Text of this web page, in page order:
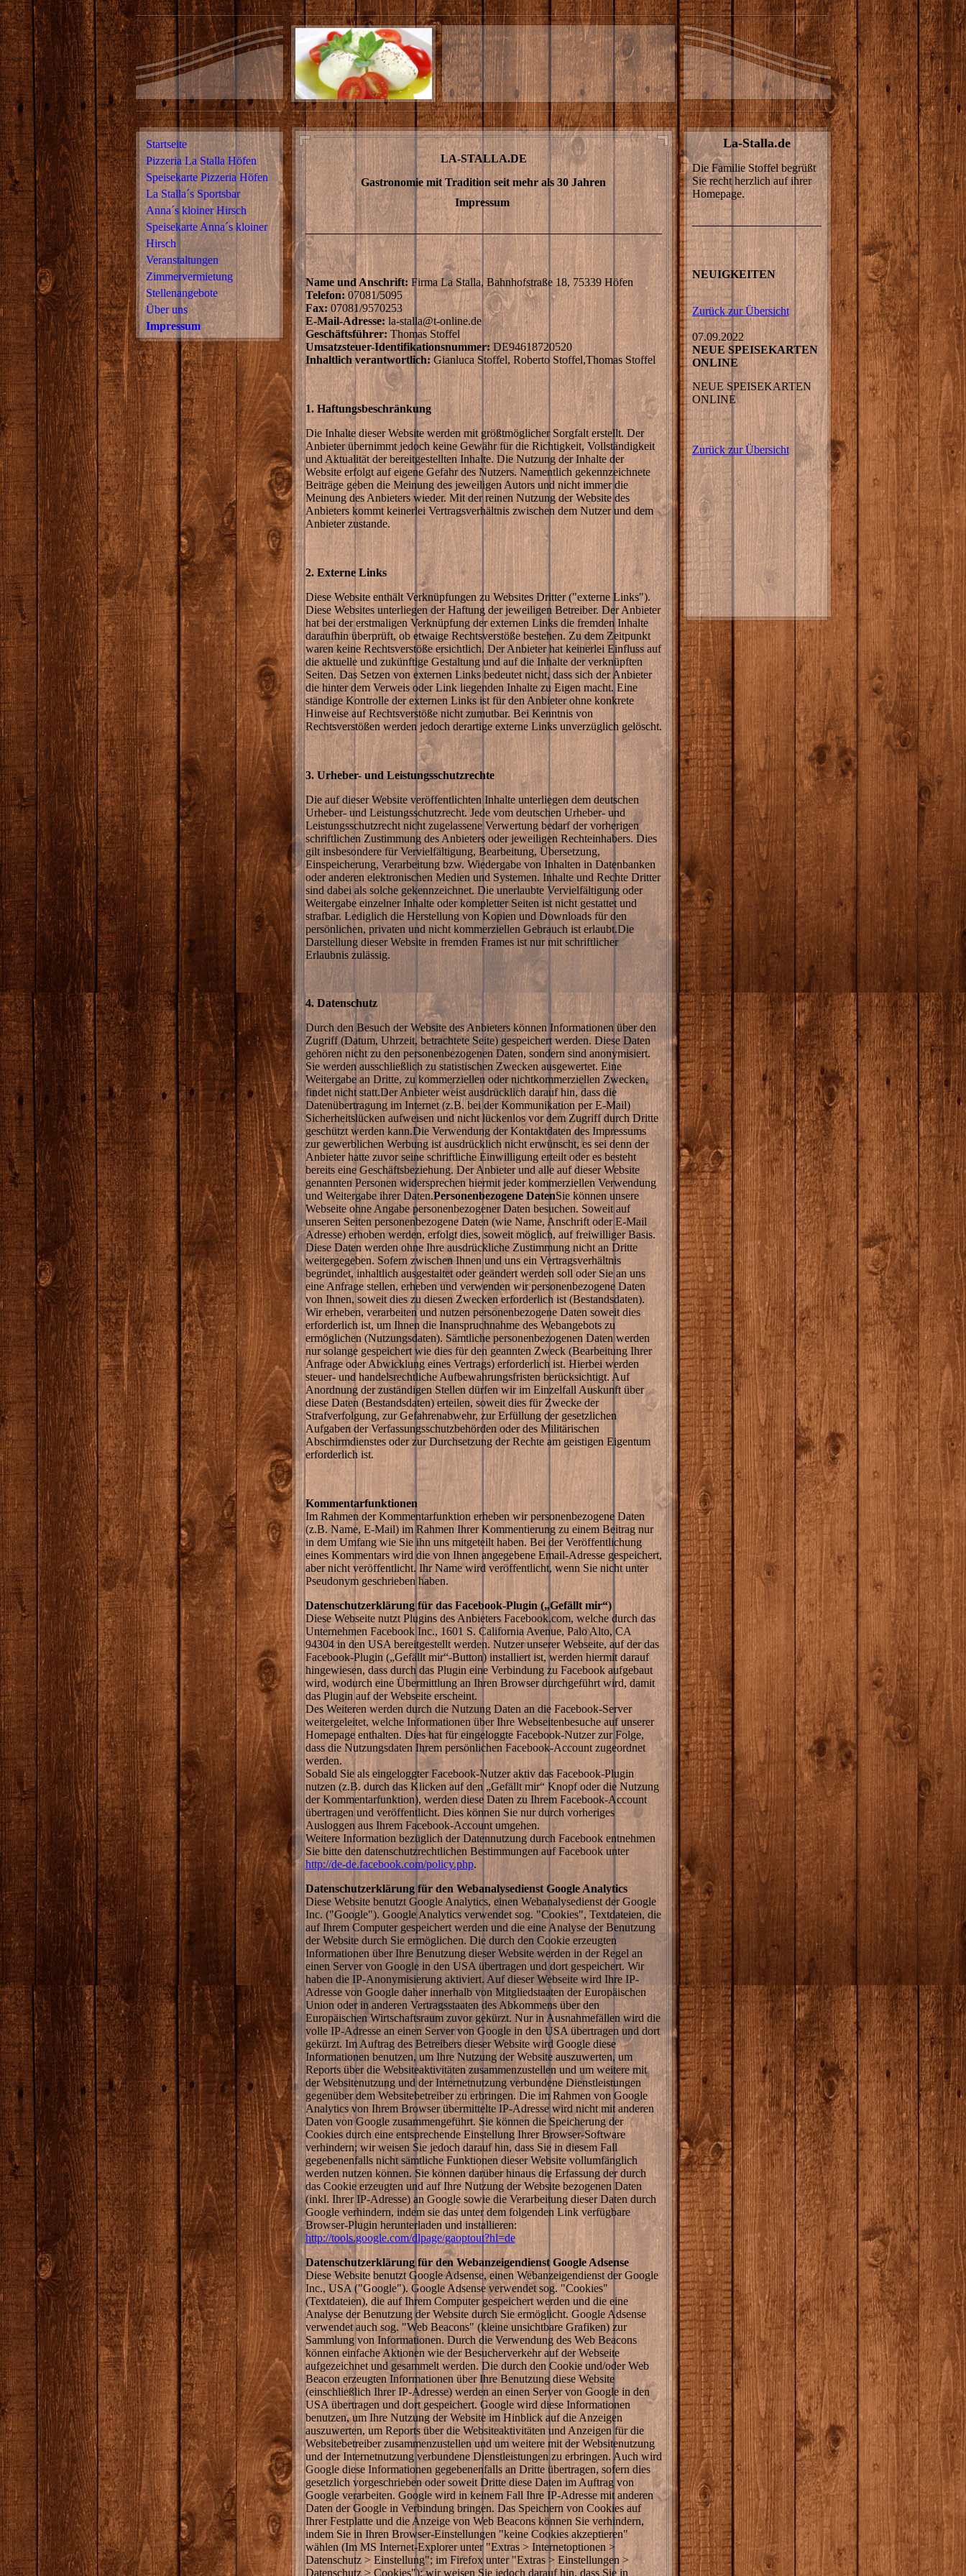
Startseite
Pizzeria La Stalla Höfen
Speisekarte Pizzeria Höfen
La Stalla´s Sportsbar
Anna´s kloiner Hirsch
Speisekarte Anna´s kloiner
Hirsch
Veranstaltungen
Zimmervermietung
Stellenangebote
Über uns
Impressum
LA-STALLA.DE
Gastronomie mit Tradition seit mehr als 30 Jahren
Impressum
Name und Anschrift: Firma La Stalla, Bahnhofstraße 18, 75339 Höfen
Telefon:07081/5095
Fax: 07081/9570253
E-Mail-Adresse: la-stalla@t-online.de
Geschäftsführer: Thomas Stoffel
Umsatzsteuer-Identifikationsnummer: DE94618720520
Inhaltlich verantwortlich: Gianluca Stoffel, Roberto Stoffel,Thomas Stoffel
1. Haftungsbeschränkung
Die Inhalte dieser Website werden mit größtmöglicher Sorgfalt erstellt. Der
Anbieter übernimmt jedoch keine Gewähr für die Richtigkeit, Vollständigkeit
und Aktualität der bereitgestellten Inhalte. Die Nutzung der Inhalte der
Website erfolgt auf eigene Gefahr des Nutzers. Namentlich gekennzeichnete
Beiträge geben die Meinung des jeweiligen Autors und nicht immer die
Meinung des Anbieters wieder. Mit der reinen Nutzung der Website des
Anbieters kommt keinerlei Vertragsverhältnis zwischen dem Nutzer und dem
Anbieter zustande.
2. Externe Links
Diese Website enthält Verknüpfungen zu Websites Dritter ("externe Links").
Diese Websites unterliegen der Haftung der jeweiligen Betreiber. Der Anbieter
hat bei der erstmaligen Verknüpfung der externen Links die fremden Inhalte
daraufhin überprüft, ob etwaige Rechtsverstöße bestehen. Zu dem Zeitpunkt
waren keine Rechtsverstöße ersichtlich. Der Anbieter hat keinerlei Einfluss auf
die aktuelle und zukünftige Gestaltung und auf die Inhalte der verknüpften
Seiten. Das Setzen von externen Links bedeutet nicht, dass sich der Anbieter
die hinter dem Verweis oder Link liegenden Inhalte zu Eigen macht. Eine
ständige Kontrolle der externen Links ist für den Anbieter ohne konkrete
Hinweise auf Rechtsverstöße nicht zumutbar. Bei Kenntnis von
Rechtsverstößen werden jedoch derartige externe Links unverzüglich gelöscht.
3. Urheber- und Leistungsschutzrechte
Die auf dieser Website veröffentlichten Inhalte unterliegen dem deutschen
Urheber- und Leistungsschutzrecht. Jede vom deutschen Urheber- und
Leistungsschutzrecht nicht zugelassene Verwertung bedarf der vorherigen
schriftlichen Zustimmung des Anbieters oder jeweiligen Rechteinhabers. Dies
gilt insbesondere für Vervielfältigung, Bearbeitung, Übersetzung,
Einspeicherung, Verarbeitung bzw. Wiedergabe von Inhalten in Datenbanken
oder anderen elektronischen Medien und Systemen. Inhalte und Rechte Dritter
sind dabei als solche gekennzeichnet. Die unerlaubte Vervielfältigung oder
Weitergabe einzelner Inhalte oder kompletter Seiten ist nicht gestattet und
strafbar. Lediglich die Herstellung von Kopien und Downloads für den
persönlichen, privaten und nicht kommerziellen Gebrauch ist erlaubt.Die
Darstellung dieser Website in fremden Frames ist nur mit schriftlicher
Erlaubnis zulässig.
4. Datenschutz
Durch den Besuch der Website des Anbieters können Informationen über den
Zugriff (Datum, Uhrzeit, betrachtete Seite) gespeichert werden. Diese Daten
gehören nicht zu den personenbezogenen Daten, sondern sind anonymisiert.
Sie werden ausschließlich zu statistischen Zwecken ausgewertet. Eine
Weitergabe an Dritte, zu kommerziellen oder nichtkommerziellen Zwecken,
findet nicht statt.Der Anbieter weist ausdrücklich darauf hin, dass die
Datenübertragung im Internet (z.B. bei der Kommunikation per E-Mail)
Sicherheitslücken aufweisen und nicht lückenlos vor dem Zugriff durch Dritte
geschützt werden kann.Die Verwendung der Kontaktdaten des Impressums
zur gewerblichen Werbung ist ausdrücklich nicht erwünscht, es sei denn der
Anbieter hatte zuvor seine schriftliche Einwilligung erteilt oder es besteht
bereits eine Geschäftsbeziehung. Der Anbieter und alle auf dieser Website
genannten Personen widersprechen hiermit jeder kommerziellen Verwendung
und Weitergabe ihrer Daten.Personenbezogene DatenSie können unsere
Webseite ohne Angabe personenbezogener Daten besuchen. Soweit auf
unseren Seiten personenbezogene Daten (wie Name, Anschrift oder E-Mail
Adresse) erhoben werden, erfolgt dies, soweit möglich, auf freiwilliger Basis.
Diese Daten werden ohne Ihre ausdrückliche Zustimmung nicht an Dritte
weitergegeben. Sofern zwischen Ihnen und uns ein Vertragsverhältnis
begründet, inhaltlich ausgestaltet oder geändert werden soll oder Sie an uns
eine Anfrage stellen, erheben und verwenden wir personenbezogene Daten
von Ihnen, soweit dies zu diesen Zwecken erforderlich ist (Bestandsdaten).
Wir erheben, verarbeiten und nutzen personenbezogene Daten soweit dies
erforderlich ist, um Ihnen die Inanspruchnahme des Webangebots zu
ermöglichen (Nutzungsdaten). Sämtliche personenbezogenen Daten werden
nur solange gespeichert wie dies für den geannten Zweck (Bearbeitung Ihrer
Anfrage oder Abwicklung eines Vertrags) erforderlich ist. Hierbei werden
steuer- und handelsrechtliche Aufbewahrungsfristen berücksichtigt. Auf
Anordnung der zuständigen Stellen dürfen wir im Einzelfall Auskunft über
diese Daten (Bestandsdaten) erteilen, soweit dies für Zwecke der
Strafverfolgung, zur Gefahrenabwehr, zur Erfüllung der gesetzlichen
Aufgaben der Verfassungsschutzbehörden oder des Militärischen
Abschirmdienstes oder zur Durchsetzung der Rechte am geistigen Eigentum
erforderlich ist.
Kommentarfunktionen
Im Rahmen der Kommentarfunktion erheben wir personenbezogene Daten
(z.B. Name, E-Mail) im Rahmen Ihrer Kommentierung zu einem Beitrag nur
in dem Umfang wie Sie ihn uns mitgeteilt haben. Bei der Veröffentlichung
eines Kommentars wird die von Ihnen angegebene Email-Adresse gespeichert,
aber nicht veröffentlicht. Ihr Name wird veröffentlicht, wenn Sie nicht unter
Pseudonym geschrieben haben.
Datenschutzerklärung für das Facebook-Plugin („Gefällt mir“)
Diese Webseite nutzt Plugins des Anbieters Facebook.com, welche durch das
Unternehmen Facebook Inc., 1601 S. California Avenue, Palo Alto, CA
94304 in den USA bereitgestellt werden. Nutzer unserer Webseite, auf der das
Facebook-Plugin („Gefällt mir“-Button) installiert ist, werden hiermit darauf
hingewiesen, dass durch das Plugin eine Verbindung zu Facebook aufgebaut
wird, wodurch eine Übermittlung an Ihren Browser durchgeführt wird, damit
das Plugin auf der Webseite erscheint.
Des Weiteren werden durch die Nutzung Daten an die Facebook-Server
weitergeleitet, welche Informationen über Ihre Webseitenbesuche auf unserer
Homepage enthalten. Dies hat für eingeloggte Facebook-Nutzer zur Folge,
dass die Nutzungsdaten Ihrem persönlichen Facebook-Account zugeordnet
werden.
Sobald Sie als eingeloggter Facebook-Nutzer aktiv das Facebook-Plugin
nutzen (z.B. durch das Klicken auf den „Gefällt mir“ Knopf oder die Nutzung
der Kommentarfunktion), werden diese Daten zu Ihrem Facebook-Account
übertragen und veröffentlicht. Dies können Sie nur durch vorheriges
Ausloggen aus Ihrem Facebook-Account umgehen.
Weitere Information bezüglich der Datennutzung durch Facebook entnehmen
Sie bitte den datenschutzrechtlichen Bestimmungen auf Facebook unter
http://de-de.facebook.com/policy.php.
Datenschutzerklärung für den Webanalysedienst Google Analytics
Diese Website benutzt Google Analytics, einen Webanalysedienst der Google
Inc. ("Google"). Google Analytics verwendet sog. "Cookies", Textdateien, die
auf Ihrem Computer gespeichert werden und die eine Analyse der Benutzung
der Website durch Sie ermöglichen. Die durch den Cookie erzeugten
Informationen über Ihre Benutzung dieser Website werden in der Regel an
einen Server von Google in den USA übertragen und dort gespeichert. Wir
haben die IP-Anonymisierung aktiviert. Auf dieser Webseite wird Ihre IP-
Adresse von Google daher innerhalb von Mitgliedstaaten der Europäischen
Union oder in anderen Vertragsstaaten des Abkommens über den
Europäischen Wirtschaftsraum zuvor gekürzt. Nur in Ausnahmefällen wird die
volle IP-Adresse an einen Server von Google in den USA übertragen und dort
gekürzt. Im Auftrag des Betreibers dieser Website wird Google diese
Informationen benutzen, um Ihre Nutzung der Website auszuwerten, um
Reports über die Websiteaktivitäten zusammenzustellen und um weitere mit
der Websitenutzung und der Internetnutzung verbundene Dienstleistungen
gegenüber dem Websitebetreiber zu erbringen. Die im Rahmen von Google
Analytics von Ihrem Browser übermittelte IP-Adresse wird nicht mit anderen
Daten von Google zusammengeführt. Sie können die Speicherung der
Cookies durch eine entsprechende Einstellung Ihrer Browser-Software
verhindern; wir weisen Sie jedoch darauf hin, dass Sie in diesem Fall
gegebenenfalls nicht sämtliche Funktionen dieser Website vollumfänglich
werden nutzen können. Sie können darüber hinaus die Erfassung der durch
das Cookie erzeugten und auf Ihre Nutzung der Website bezogenen Daten
(inkl. Ihrer IP-Adresse) an Google sowie die Verarbeitung dieser Daten durch
Google verhindern, indem sie das unter dem folgenden Link verfügbare
Browser-Plugin herunterladen und installieren:
http://tools.google.com/dlpage/gaoptout?hl=de
Datenschutzerklärung für den Webanzeigendienst Google Adsense
Diese Website benutzt Google Adsense, einen Webanzeigendienst der Google
Inc., USA ("Google"). Google Adsense verwendet sog. "Cookies"
(Textdateien), die auf Ihrem Computer gespeichert werden und die eine
Analyse der Benutzung der Website durch Sie ermöglicht. Google Adsense
verwendet auch sog. "Web Beacons" (kleine unsichtbare Grafiken) zur
Sammlung von Informationen. Durch die Verwendung des Web Beacons
können einfache Aktionen wie der Besucherverkehr auf der Webseite
aufgezeichnet und gesammelt werden. Die durch den Cookie und/oder Web
Beacon erzeugten Informationen über Ihre Benutzung diese Website
(einschließlich Ihrer IP-Adresse) werden an einen Server von Google in den
USA übertragen und dort gespeichert. Google wird diese Informationen
benutzen, um Ihre Nutzung der Website im Hinblick auf die Anzeigen
auszuwerten, um Reports über die Websiteaktivitäten und Anzeigen für die
Websitebetreiber zusammenzustellen und um weitere mit der Websitenutzung
und der Internetnutzung verbundene Dienstleistungen zu erbringen. Auch wird
Google diese Informationen gegebenenfalls an Dritte übertragen, sofern dies
gesetzlich vorgeschrieben oder soweit Dritte diese Daten im Auftrag von
Google verarbeiten. Google wird in keinem Fall Ihre IP-Adresse mit anderen
Daten der Google in Verbindung bringen. Das Speichern von Cookies auf
Ihrer Festplatte und die Anzeige von Web Beacons können Sie verhindern,
indem Sie in Ihren Browser-Einstellungen "keine Cookies akzeptieren"
wählen (Im MS Internet-Explorer unter "Extras > Internetoptionen >
Datenschutz > Einstellung"; im Firefox unter "Extras > Einstellungen >
Datenschutz > Cookies"); wir weisen Sie jedoch darauf hin, dass Sie in
La-Stalla.de
Die Familie Stoffel begrüßt
Sie recht herzlich auf ihrer
Homepage.
NEUIGKEITEN
Zurück zur Übersicht
07.09.2022
NEUE SPEISEKARTEN
ONLINE
NEUE SPEISEKARTEN
ONLINE
Zurück zur Übersicht